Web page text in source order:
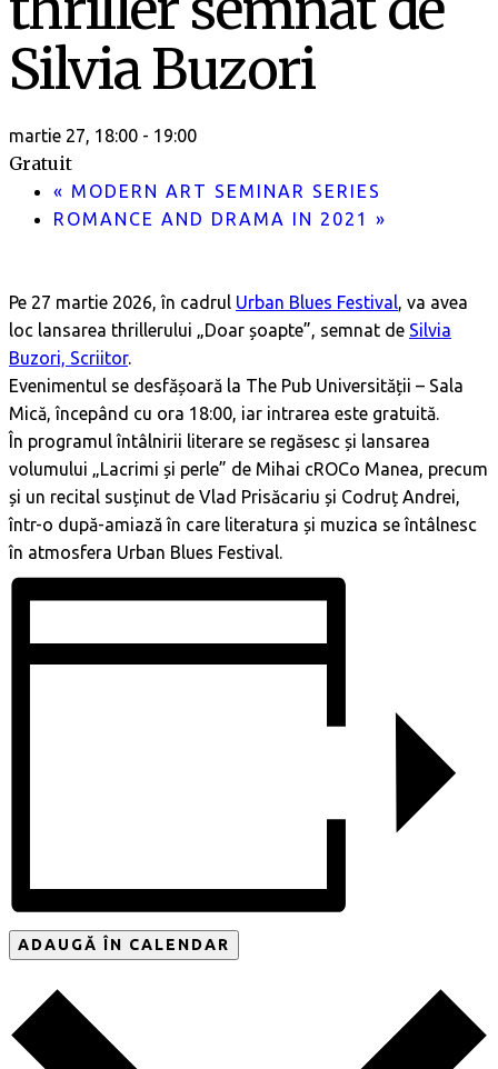
Silvia Buzori
martie 27, 18:00 - 19:00
Gratuit
« MODERN ART SEMINAR SERIES
ROMANCE AND DRAMA IN 2021 »
Pe 27 martie 2026, în cadrul Urban Blues Festival, va avea
loc lansarea thrillerului „Doar șoapte”, semnat de Silvia
Buzori, Scriitor.
Evenimentul se desfășoară la The Pub Universității – Sala
Mică, începând cu ora 18:00, iar intrarea este gratuită.
În programul întâlnirii literare se regăsesc și lansarea
volumului „Lacrimi și perle” de Mihai cROCo Manea, precum
și un recital susținut de Vlad Prisăcariu și Codruț Andrei,
într-o după-amiază în care literatura și muzica se întâlnesc
în atmosfera Urban Blues Festival.
ADAUGĂ ÎN CALENDAR